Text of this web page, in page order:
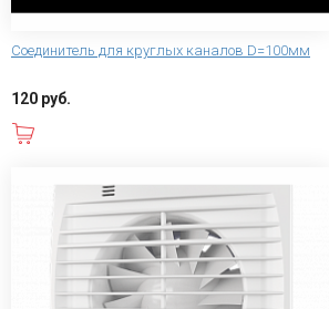
Соединитель для круглых каналов D=100мм
120 руб.